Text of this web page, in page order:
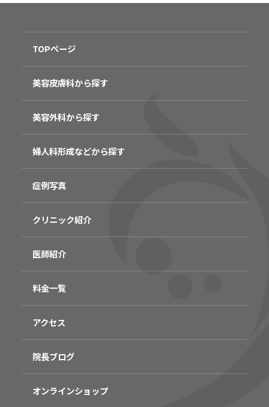
TOPページ
美容皮膚科から探す
美容外科から探す
婦人科形成などから探す
症例写真
クリニック紹介
医師紹介
料金一覧
アクセス
院長ブログ
オンラインショップ